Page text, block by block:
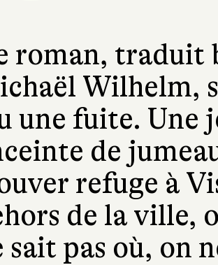
roman, traduit
Wilhelm,
une fuite. Une
de
refuge à
de la ville,
sait pas où, on